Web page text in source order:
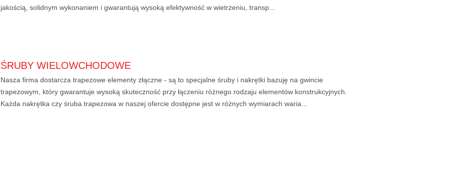
jakością, solidnym wykonaniem i gwarantują wysoką efektywność w wietrzeniu, transp...
ŚRUBY WIELOWCHODOWE
Nasza firma dostarcza trapezowe elementy złączne - są to specjalne śruby i nakrętki bazuję na gwincie
trapezowym, który gwarantuje wysoką skuteczność przy łączeniu różnego rodzaju elementów konstrukcyjnych.
Każda nakrętka czy śruba trapezowa w naszej ofercie dostępne jest w różnych wymiarach waria...